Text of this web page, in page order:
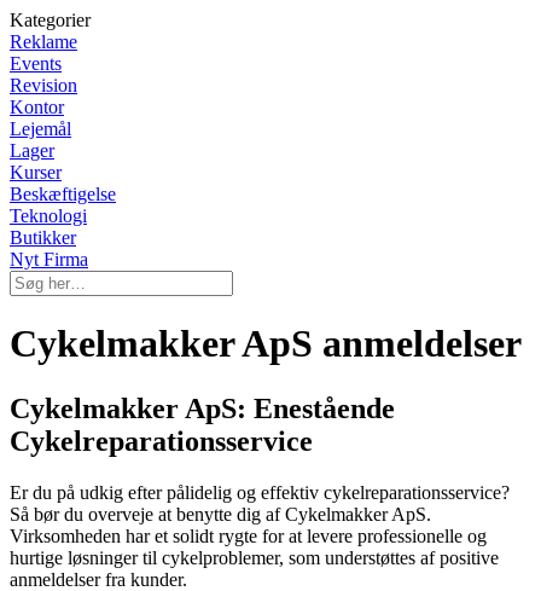
Kategorier
Reklame
Events
Revision
Kontor
Lejemål
Lager
Kurser
Beskæftigelse
Teknologi
Butikker
Nyt Firma
Cykelmakker ApS anmeldelser
Cykelmakker ApS: Enestående
Cykelreparationsservice
Er du på udkig efter pålidelig og effektiv cykelreparationsservice?
Så bør du overveje at benytte dig af Cykelmakker ApS.
Virksomheden har et solidt rygte for at levere professionelle og
hurtige løsninger til cykelproblemer, som understøttes af positive
anmeldelser fra kunder.